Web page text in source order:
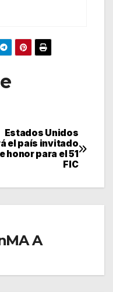
Estados Unidos
el país invitado
honor para el 51
FIC
A